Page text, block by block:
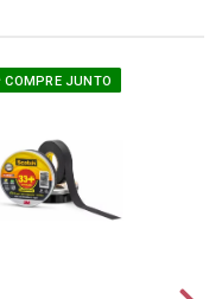
COMPRE JUNTO